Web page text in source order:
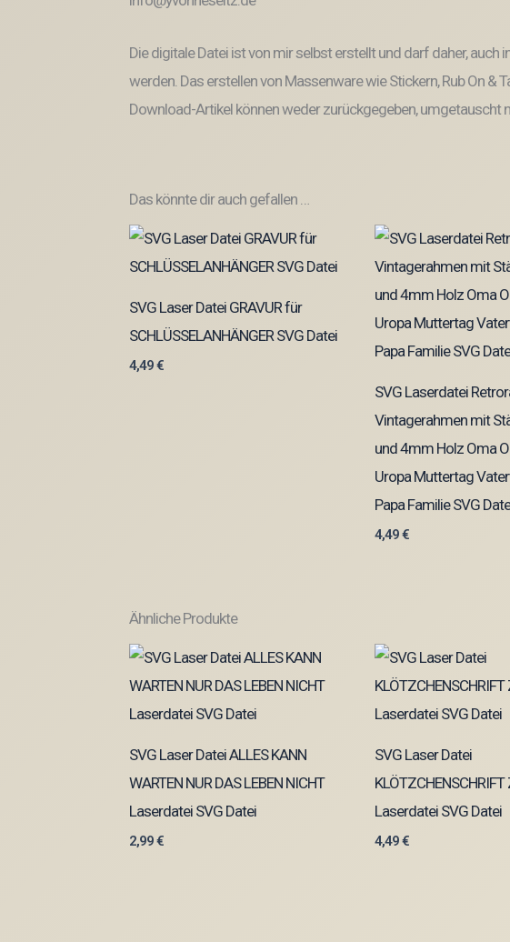
Die digitale Datei ist von mir selbst erstellt und darf daher,
werden. Das erstellen von Massenware wie Stickern, Rub On &
Download-Artikel können weder zurückgegeben, umgetauscht
Das könnte dir auch gefallen …
SVG Laser Datei GRAVUR für
SCHLÜSSELANHÄNGER SVG Datei
4,49€
SVG Laserdatei
Vintagerahmen mit
und 4mm Holz Oma
Uropa Muttertag
Papa Familie SVG
4,49€
Ähnliche Produkte
SVG Laser Datei ALLES KANN
WARTEN NUR DAS LEBEN NICHT
Laserdatei SVG Datei
2,99€
SVG Laser Datei
KLÖTZCHENSCHRIFT
Laserdatei SVG Datei
4,49€